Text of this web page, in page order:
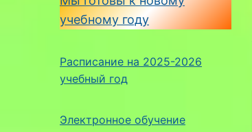
учебному году
Расписание на 2025-2026
учебный год
Электронное обучение